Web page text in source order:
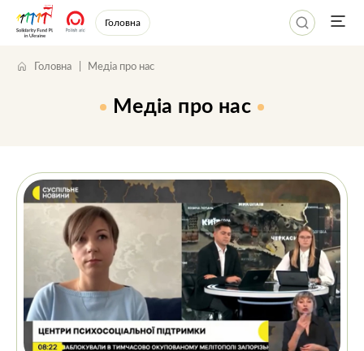
Головна
Головна Медіа про нас
Медіа про нас